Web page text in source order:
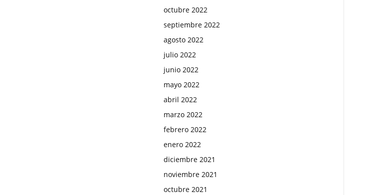
octubre 2022
septiembre 2022
agosto 2022
julio 2022
junio 2022
mayo 2022
abril 2022
marzo 2022
febrero 2022
enero 2022
diciembre 2021
noviembre 2021
octubre 2021